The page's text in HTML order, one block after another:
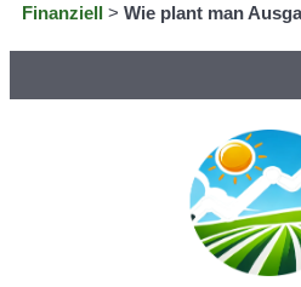
Finanziell > Wie plant man